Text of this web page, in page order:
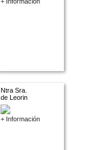
Ntra Sra.
de Leorin
+ Información